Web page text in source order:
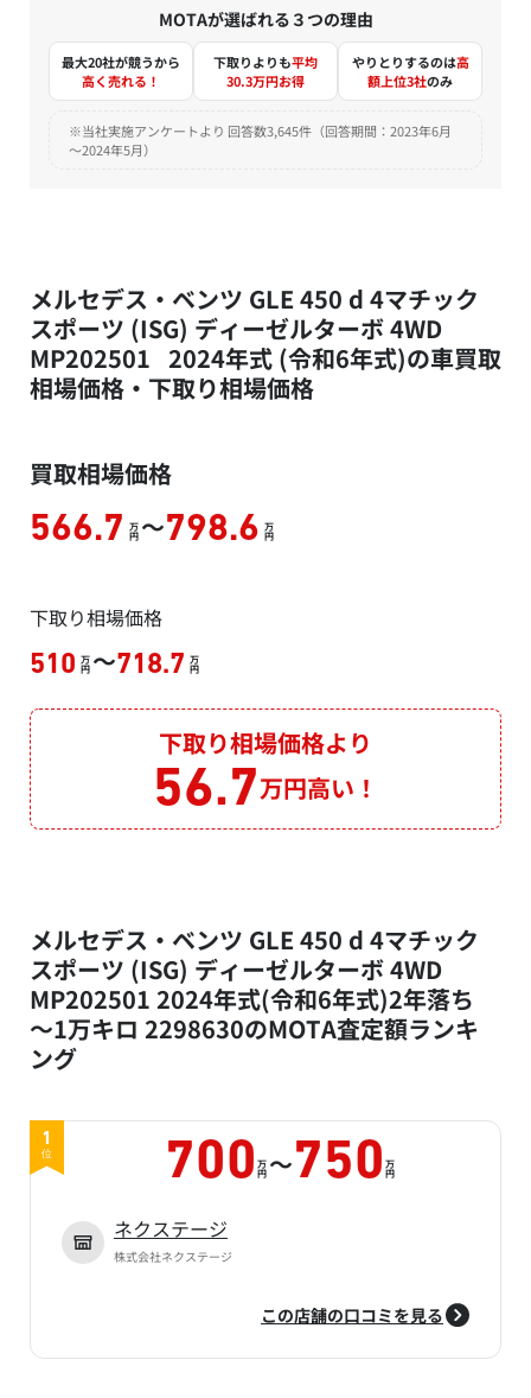
MOTAが選ばれる３つの理由
最大20社が競うから
高く売れる！
下取りよりも平均
30.3万円お得
やりとりするのは高
額上位3社のみ
※当社実施アンケートより 回答数3,645件（回答期間：2023年6月
～2024年5月）
メルセデス・ベンツ GLE 450 d 4マチック
スポーツ (ISG) ディーゼルターボ 4WD
MP202501 2024年式 (令和6年式)の車買取
相場価格・下取り相場価格
買取相場価格
566.7 万
円 ～798.6 万
円
下取り相場価格
510 万
円 ～718.7 万
円
下取り相場価格より
56.7万円高い！
メルセデス・ベンツ GLE 450 d 4マチック
スポーツ (ISG) ディーゼルターボ 4WD
MP202501 2024年式(令和6年式)2年落ち
～1万キロ 2298630のMOTA査定額ランキ
ング
1
位 700 万
円 ～750 万
円
ネクステージ
株式会社ネクステージ
この店舗の口コミを見る